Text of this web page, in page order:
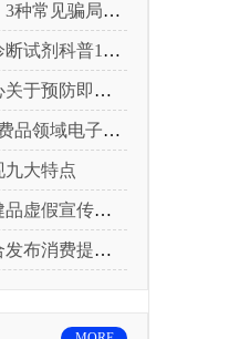
骗局“套路”曝光
来了！建议收藏
肉毒中毒的风险提示
品质量投诉分析报告》
九大特点
宣传识别技巧
：果蔬安全的“通行证”